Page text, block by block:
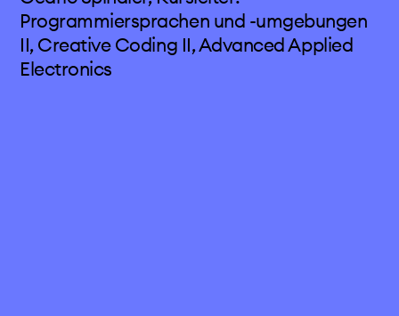
kontakt
Programmiersprachen und -umgebungen
II, Creative Coding II, Advanced Applied
Electronics